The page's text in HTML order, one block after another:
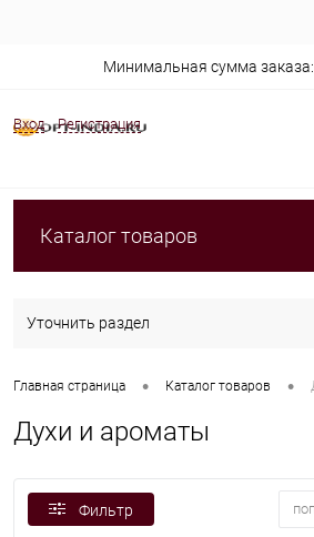
Вход Регистрация
Минимальная сумма заказа:
Каталог товаров
Уточнить раздел
Главная страница • Каталог товаров •
Духи и ароматы
Фильтр